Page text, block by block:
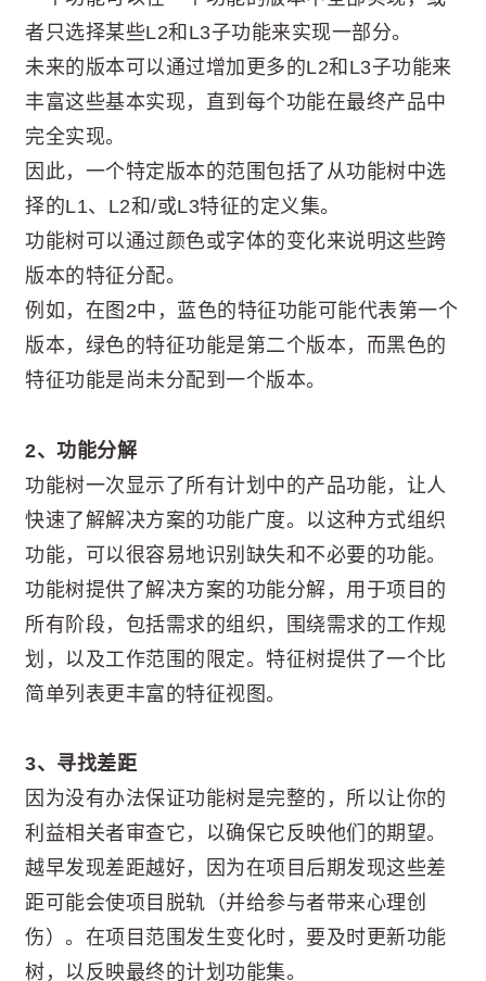
者只选择某些L2和L3子功能来实现一部分。
未来的版本可以通过增加更多的L2和L3子功能来
丰富这些基本实现，直到每个功能在最终产品中
完全实现。
因此，一个特定版本的范围包括了从功能树中选
择的L1、L2和/或L3特征的定义集。
功能树可以通过颜色或字体的变化来说明这些跨
版本的特征分配。
例如，在图2中，蓝色的特征功能可能代表第一个
版本，绿色的特征功能是第二个版本，而黑色的
特征功能是尚未分配到一个版本。
2、功能分解
功能树一次显示了所有计划中的产品功能，让人
快速了解解决方案的功能广度。以这种方式组织
功能，可以很容易地识别缺失和不必要的功能。
功能树提供了解决方案的功能分解，用于项目的
所有阶段，包括需求的组织，围绕需求的工作规
划，以及工作范围的限定。特征树提供了一个比
简单列表更丰富的特征视图。
3、寻找差距
因为没有办法保证功能树是完整的，所以让你的
利益相关者审查它，以确保它反映他们的期望。
越早发现差距越好，因为在项目后期发现这些差
距可能会使项目脱轨（并给参与者带来心理创
伤）。在项目范围发生变化时，要及时更新功能
树，以反映最终的计划功能集。